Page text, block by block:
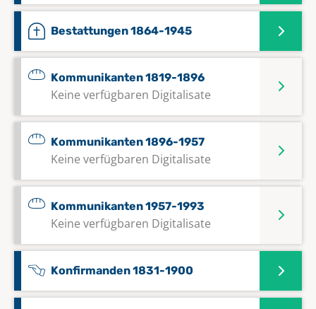
Bestattungen 1864-1945
Kommunikanten 1819-1896
Keine verfügbaren Digitalisate
Kommunikanten 1896-1957
Keine verfügbaren Digitalisate
Kommunikanten 1957-1993
Keine verfügbaren Digitalisate
Konfirmanden 1831-1900